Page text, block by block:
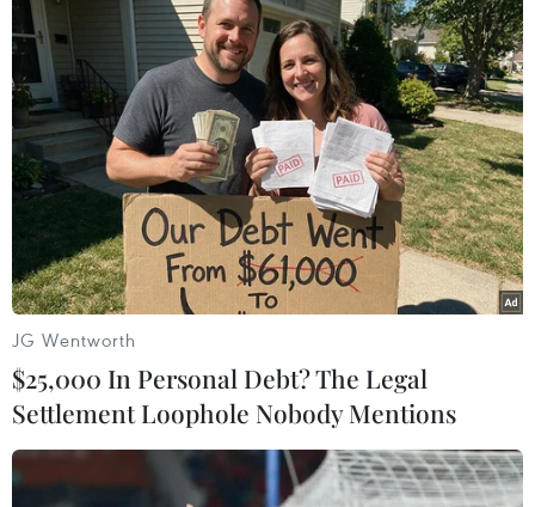
JG Wentworth
$25,000 In Personal Debt? The Legal
Settlement Loophole Nobody Mentions